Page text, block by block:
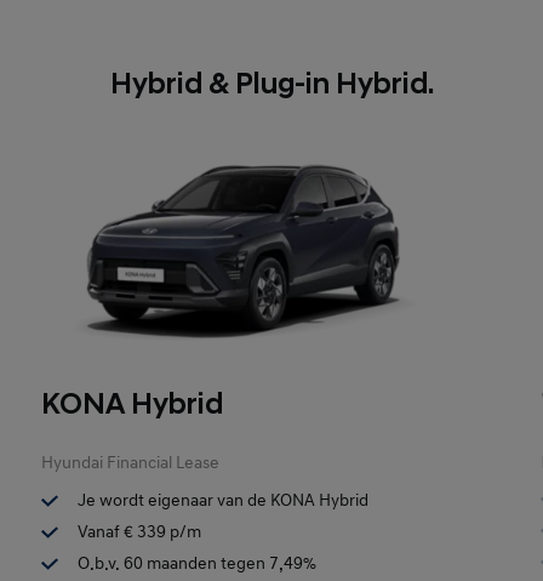
Hybrid & Plug-in Hybrid.
KONA Hybrid
Hyundai Financial Lease
Je wordt eigenaar van de KONA Hybrid
Vanaf € 339 p/m
O.b.v. 60 maanden tegen 7,49%